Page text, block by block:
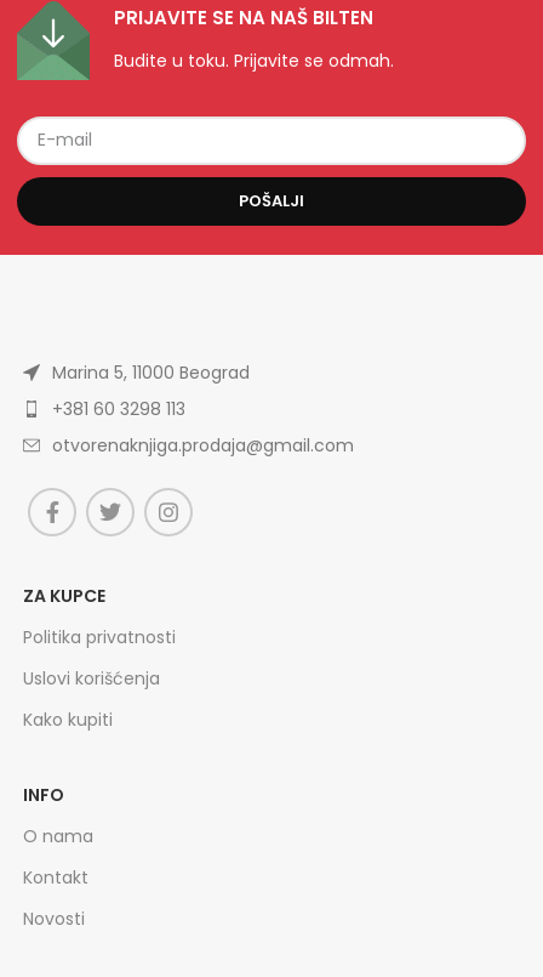
PRIJAVITE SE NA NAŠ BILTEN
Budite u toku. Prijavite se odmah.
POŠALJI
Marina 5, 11000 Beograd
+381 60 3298 113
otvorenaknjiga.prodaja@gmail.com
ZA KUPCE
Politika privatnosti
Uslovi korišćenja
Kako kupiti
INFO
O nama
Kontakt
Novosti